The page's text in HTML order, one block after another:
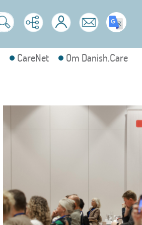
CareNet Om Danish.Care